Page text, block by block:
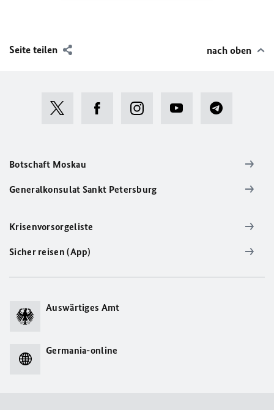
Seite teilen nach oben
Botschaft Moskau
Generalkonsulat Sankt Petersburg
Krisenvorsorgeliste
Sicher reisen (App)
Auswärtiges Amt
Germania-online